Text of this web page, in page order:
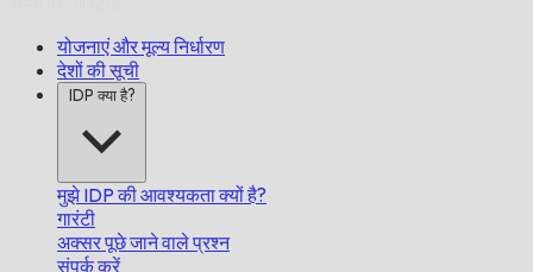
योजनाएं और मूल्य निर्धारण
देशों की सूची
IDP क्या है?
मुझे IDP की आवश्यकता क्यों है?
गारंटी
अक्सर पूछे जाने वाले प्रश्न
संपर्क करें